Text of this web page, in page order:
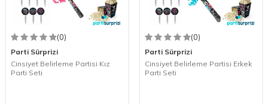
(0)
Parti Sürprizi
Cinsiyet Belirleme Partisi Kız
Parti Seti
(0)
Parti Sürprizi
Cinsiyet Belirleme Partisi Erkek
Parti Seti